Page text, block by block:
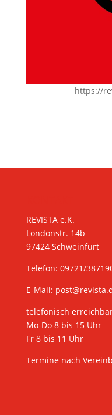
https://
REVISTA e.K.
Londonstr. 14b
97424 Schweinfurt
Telefon: 09721/
E-Mail:
telefonisch
Mo-Do 8 bis 15 Uhr
Fr 8 bis 11 Uhr
Termine nach